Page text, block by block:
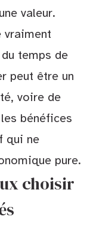
valeur.
vraiment
temps de
peut être un
voire de
bénéfices
qui ne
pure.
choisir